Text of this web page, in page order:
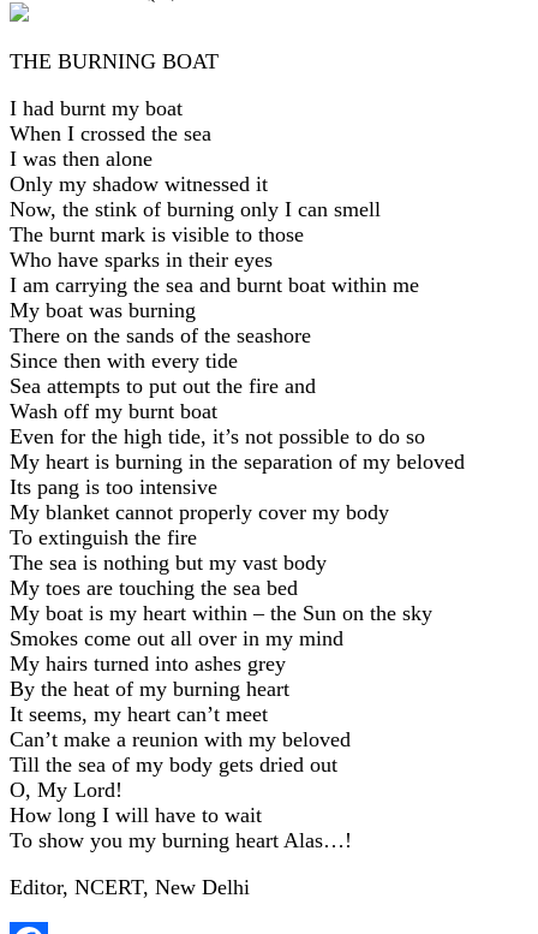
THE BURNING BOAT
I had burnt my boat
When I crossed the sea
I was then alone
Only my shadow witnessed it
Now, the stink of burning only I can smell
The burnt mark is visible to those
Who have sparks in their eyes
I am carrying the sea and burnt boat within me
My boat was burning
There on the sands of the seashore
Since then with every tide
Sea attempts to put out the fire and
Wash off my burnt boat
Even for the high tide, it’s not possible to do so
My heart is burning in the separation of my beloved
Its pang is too intensive
My blanket cannot properly cover my body
To extinguish the fire
The sea is nothing but my vast body
My toes are touching the sea bed
My boat is my heart within – the Sun on the sky
Smokes come out all over in my mind
My hairs turned into ashes grey
By the heat of my burning heart
It seems, my heart can’t meet
Can’t make a reunion with my beloved
Till the sea of my body gets dried out
O, My Lord!
How long I will have to wait
To show you my burning heart Alas…!
Editor, NCERT, New Delhi